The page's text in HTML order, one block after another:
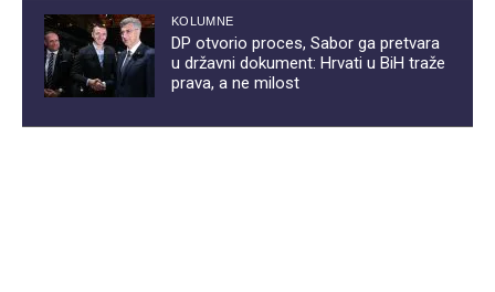
KOLUMNE
DP otvorio proces, Sabor ga pretvara
u državni dokument: Hrvati u BiH traže
prava, a ne milost